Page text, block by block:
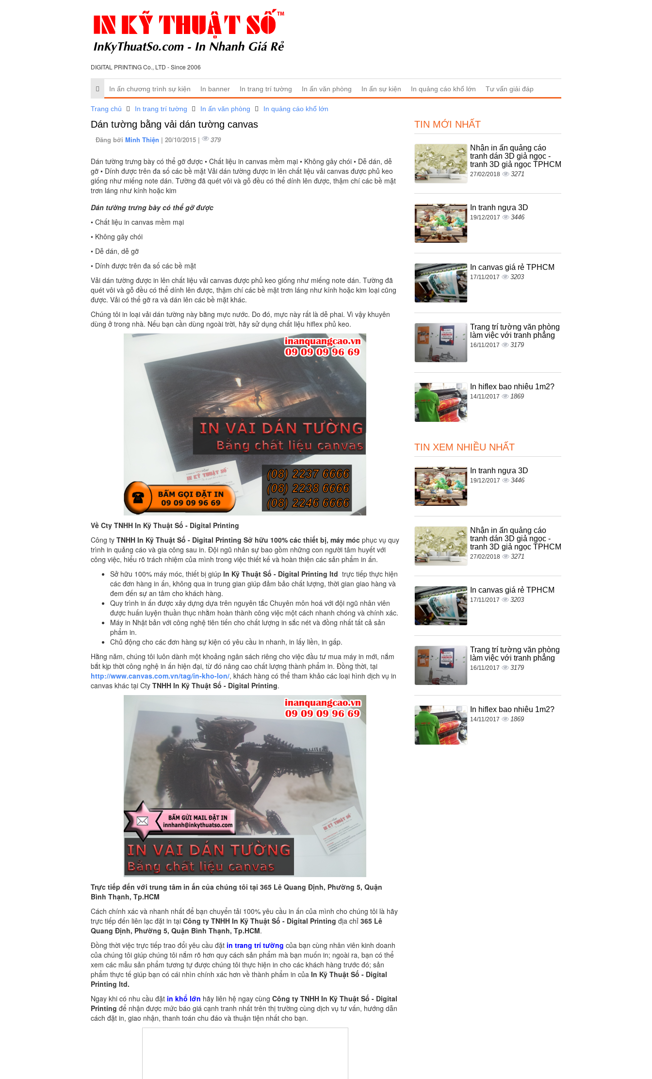
DIGITAL PRINTING Co., LTD - Since 2006
In ấn chương trình sự kiện In banner In trang trí tường In ấn văn phòng In ấn sự kiện In quảng cáo khổ lớn Tư vấn giải đáp
Trang chủ In trang trí tường In ấn văn phòng In quảng cáo khổ lớn
Dán tường bằng vải dán tường canvas
Đăng bởi Minh Thiện | 20/10/2015 | 379
Dán tường trưng bày có thể gỡ được • Chất liệu in canvas mềm mại • Không gây chói • Dễ dán, dễ
gỡ • Dính được trên đa số các bề mặt Vải dán tường được in lên chất liệu vải canvas được phủ keo
giống như miếng note dán. Tường đã quét vôi và gỗ đều có thể dính lên được, thậm chí các bề mặt
trơn láng như kính hoặc kim
Dán tường trưng bày có thể gỡ được
• Chất liệu in canvas mềm mại
• Không gây chói
• Dễ dán, dễ gỡ
• Dính được trên đa số các bề mặt
Vải dán tường được in lên chất liệu vải canvas được phủ keo giống như miếng note dán. Tường đã
quét vôi và gỗ đều có thể dính lên được, thậm chí các bề mặt trơn láng như kính hoặc kim loại cũng
được. Vải có thể gỡ ra và dán lên các bề mặt khác.
Chúng tôi in loại vải dán tường này bằng mực nước. Do đó, mực này rất là dễ phai. Vì vậy khuyên
dùng ở trong nhà. Nếu bạn cần dùng ngoài trời, hãy sử dụng chất liệu hiflex phủ keo.
Về Cty TNHH In Kỹ Thuật Số - Digital Printing
Công ty TNHH In Kỹ Thuật Số - Digital Printing Sở hữu 100% các thiết bị, máy móc phục vụ quy
trình in quảng cáo và gia công sau in. Đội ngũ nhân sự bao gồm những con người tâm huyết với
công việc, hiểu rõ trách nhiệm của mình trong việc thiết kế và hoàn thiện các sản phẩm in ấn.
Sở hữu 100% máy móc, thiết bị giúp In Kỹ Thuật Số - Digital Printing ltd trực tiếp thực hiện
các đơn hàng in ấn, không qua in trung gian giúp đảm bảo chất lượng, thời gian giao hàng và
đem đến sự an tâm cho khách hàng.
Quy trình in ấn được xây dựng dựa trên nguyên tắc Chuyên môn hoá với đội ngũ nhân viên
được huấn luyện thuần thục nhằm hoàn thành công việc một cách nhanh chóng và chính xác.
Máy in Nhật bản với công nghệ tiên tiến cho chất lượng in sắc nét và đồng nhất tất cả sản
phẩm in.
Chủ động cho các đơn hàng sự kiện có yêu cầu in nhanh, in lấy liền, in gấp.
Hằng năm, chúng tôi luôn dành một khoảng ngân sách riêng cho việc đầu tư mua máy in mới, nắm
bắt kịp thời công nghệ in ấn hiện đại, từ đó nâng cao chất lượng thành phẩm in. Đồng thời, tại
http://www.canvas.com.vn/tag/in-kho-lon/, khách hàng có thể tham khảo các loại hình dịch vụ in
canvas khác tại Cty TNHH In Kỹ Thuật Số - Digital Printing.
Trực tiếp đến với trung tâm in ấn của chúng tôi tại 365 Lê Quang Định, Phường 5, Quận
Bình Thạnh, Tp.HCM
Cách chính xác và nhanh nhất để bạn chuyển tải 100% yêu cầu in ấn của mình cho chúng tôi là hãy
trực tiếp đến liên lạc đặt in tại Công ty TNHH In Kỹ Thuật Số - Digital Printing địa chỉ 365 Lê
Quang Định, Phường 5, Quận Bình Thạnh, Tp.HCM.
Đồng thời việc trực tiếp trao đổi yêu cầu đặt in trang trí tường của bạn cùng nhân viên kinh doanh
của chúng tôi giúp chúng tôi nắm rõ hơn quy cách sản phẩm mà bạn muốn in; ngoài ra, bạn có thể
xem các mẫu sản phẩm tương tự được chúng tôi thực hiện in cho các khách hàng trước đó; sản
phẩm thực tế giúp bạn có cái nhìn chính xác hơn về thành phẩm in của In Kỹ Thuật Số - Digital
Printing ltd.
Ngay khi có nhu cầu đặt in khổ lớn hãy liên hệ ngay cùng Công ty TNHH In Kỹ Thuật Số - Digital
Printing để nhận được mức báo giá cạnh tranh nhất trên thị trường cùng dịch vụ tư vấn, hướng dẫn
cách đặt in, giao nhận, thanh toán chu đáo và thuận tiện nhất cho bạn.
TIN MỚI NHẤT
Nhận in ấn quảng cáo
tranh dán 3D giả ngọc -
tranh 3D giả ngọc TPHCM
27/02/2018 3271
In tranh ngựa 3D
19/12/2017 3446
In canvas giá rẻ TPHCM
17/11/2017 3203
Trang trí tường văn phòng
làm việc với tranh phẳng
16/11/2017 3179
In hiflex bao nhiêu 1m2?
14/11/2017 1869
TIN XEM NHIỀU NHẤT
In tranh ngựa 3D
19/12/2017 3446
Nhận in ấn quảng cáo
tranh dán 3D giả ngọc -
tranh 3D giả ngọc TPHCM
27/02/2018 3271
In canvas giá rẻ TPHCM
17/11/2017 3203
Trang trí tường văn phòng
làm việc với tranh phẳng
16/11/2017 3179
In hiflex bao nhiêu 1m2?
14/11/2017 1869